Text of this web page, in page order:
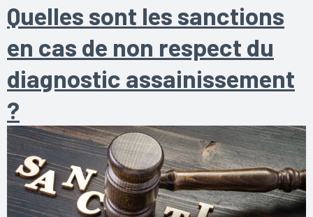
Quelles sont les sanctions
en cas de non respect du
diagnostic assainissement
?